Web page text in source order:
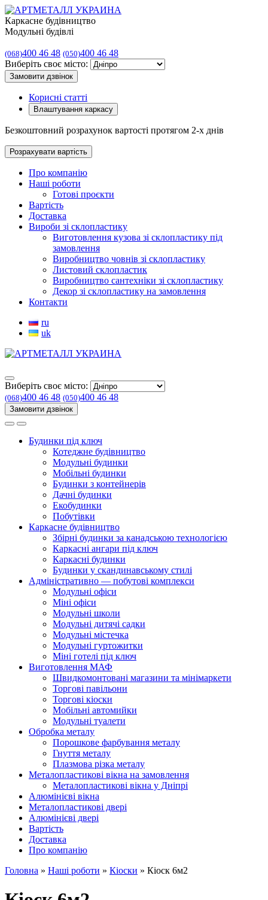
Каркасне будівництво
Модульні будівлі
(068)400 46 48 (050)400 46 48
Виберіть своє місто:
Замовити дзвінок
Корисні статті
Влаштування каркасу
Безкоштовний розрахунок вартості протягом 2-х днів
Розрахувати вартість
Про компанію
Наші роботи
Готові проєкти
Вартість
Доставка
Вироби зі склопластику
Виготовлення кузова зі склопластику під
замовлення
Виробництво човнів зі склопластику
Листовий склопластик
Виробництво сантехніки зі склопластику
Декор зі склопластику на замовлення
Контакти
ru
uk
Виберіть своє місто:
(068)400 46 48 (050)400 46 48
Замовити дзвінок
Будинки під ключ
Котеджне будівництво
Модульні будинки
Мобільні будинки
Будинки з контейнерів
Дачні будинки
Екобудинки
Побутівки
Каркасне будівництво
Збірні будинки за канадською технологією
Каркасні ангари під ключ
Каркасні будинки
Будинки у скандинавському стилі
Адміністративно — побутові комплекси
Модульні офіси
Міні офіси
Модульні школи
Модульні дитячі садки
Модульні містечка
Модульні гуртожитки
Міні готелі під ключ
Виготовлення МАФ
Швидкомонтовані магазини та мінімаркети
Торгові павільони
Торгові кіоски
Мобільні автомийки
Модульні туалети
Обробка металу
Порошкове фарбування металу
Гнуття металу
Плазмова різка металу
Металопластикові вікна на замовлення
Металопластикові вікна у Дніпрі
Алюмінієві вікна
Металопластикові двері
Алюмінієві двері
Вартість
Доставка
Про компанію
Головна » Наші роботи » Кіоски » Кіоск 6м2